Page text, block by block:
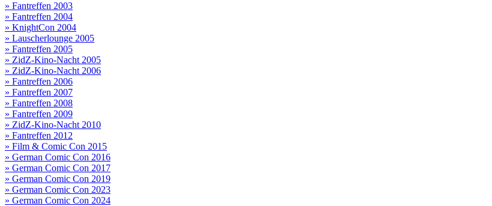
» Fantreffen 2003
» Fantreffen 2004
» KnightCon 2004
» Lauscherlounge 2005
» Fantreffen 2005
» ZidZ-Kino-Nacht 2005
» ZidZ-Kino-Nacht 2006
» Fantreffen 2006
» Fantreffen 2007
» Fantreffen 2008
» Fantreffen 2009
» ZidZ-Kino-Nacht 2010
» Fantreffen 2012
» Film & Comic Con 2015
» German Comic Con 2016
» German Comic Con 2017
» German Comic Con 2019
» German Comic Con 2023
» German Comic Con 2024